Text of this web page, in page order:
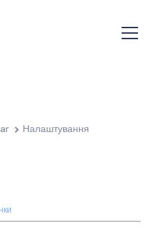
Налаштування